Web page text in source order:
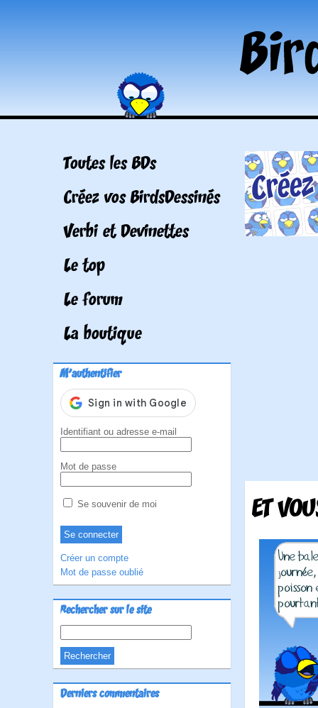
Toutes les BDs
Créez vos BirdsDessinés
Verbi et Devinettes
Le top
Le forum
La boutique
M'authentifier
Identifiant ou adresse e-mail
Mot de passe
Se souvenir de moi
Créer un compte
Mot de passe oublié
Rechercher sur le site
Derniers commentaires
ET